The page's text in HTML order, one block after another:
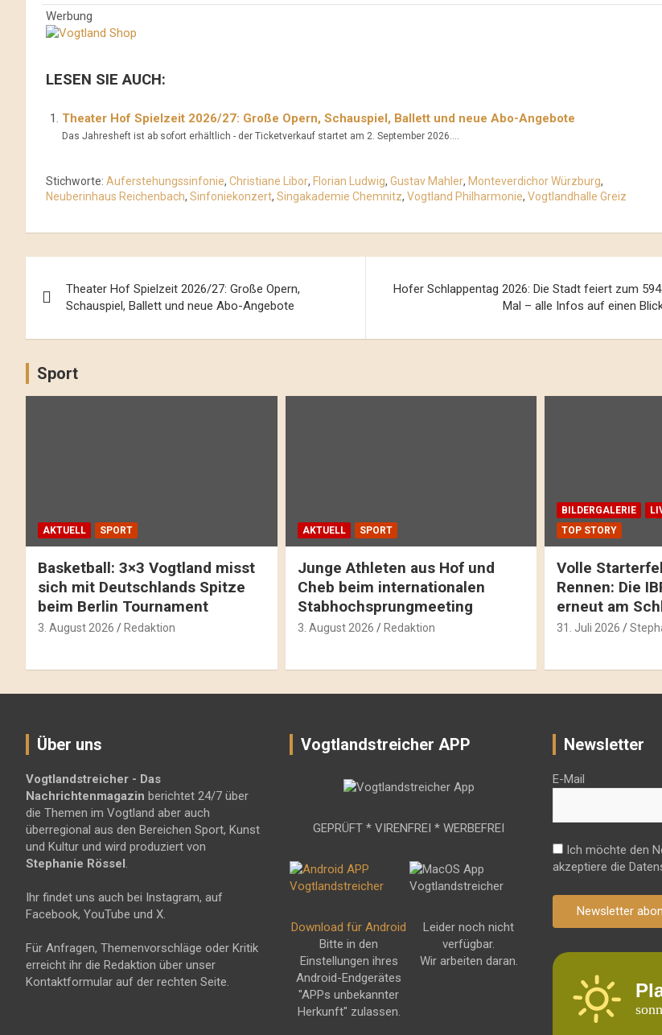
Werbung
LESEN SIE AUCH:
Theater Hof Spielzeit 2026/27: Große Opern, Schauspiel, Ballett und neue Abo-Angebote
Das Jahresheft ist ab sofort erhältlich - der Ticketverkauf startet am 2. September 2026....
Stichworte: Auferstehungssinfonie, Christiane Libor, Florian Ludwig, Gustav Mahler, Monteverdichor Würzburg,
Neuberinhaus Reichenbach, Sinfoniekonzert, Singakademie Chemnitz, Vogtland Philharmonie, Vogtlandhalle Greiz
Navigation
Theater Hof Spielzeit 2026/27: Große Opern,
Schauspiel, Ballett und neue Abo-Angebote
Hofer Schlappentag 2026: Die Stadt feiert zum 594.
Mal – alle Infos auf einen
Sport
AKTUELL SPORT
Basketball: 3×3 Vogtland misst
sich mit Deutschlands Spitze
beim Berlin Tournament
3. August 2026 Redaktion
AKTUELL SPORT
Junge Athleten aus Hof und
Cheb beim internationalen
Stabhochsprungmeeting
3. August 2026 Redaktion
BILDERGALERIE
TOP STORY
Volle
Rennen: Die
erneut am
31. Juli 2026
Über uns
Vogtlandstreicher - Das
Nachrichtenmagazin berichtet 24/7 über
die Themen im Vogtland aber auch
überregional aus den Bereichen Sport, Kunst
und Kultur und wird produziert von
Stephanie Rössel.
Ihr findet uns auch bei Instagram, auf
Facebook, YouTube und X.
Für Anfragen, Themenvorschläge oder Kritik
erreicht ihr die Redaktion über unser
Kontaktformular auf der rechten Seite.
Vogtlandstreicher APP
GEPRÜFT * VIRENFREI * WERBEFREI
Download für Android
Bitte in den
Einstellungen ihres
Android-Endgerätes
"APPs unbekannter
Herkunft" zulassen.
Leider noch nicht
verfügbar.
Wir arbeiten daran.
Newsletter
E-Mail
Ich möchte den
akzeptiere die
Newsletter